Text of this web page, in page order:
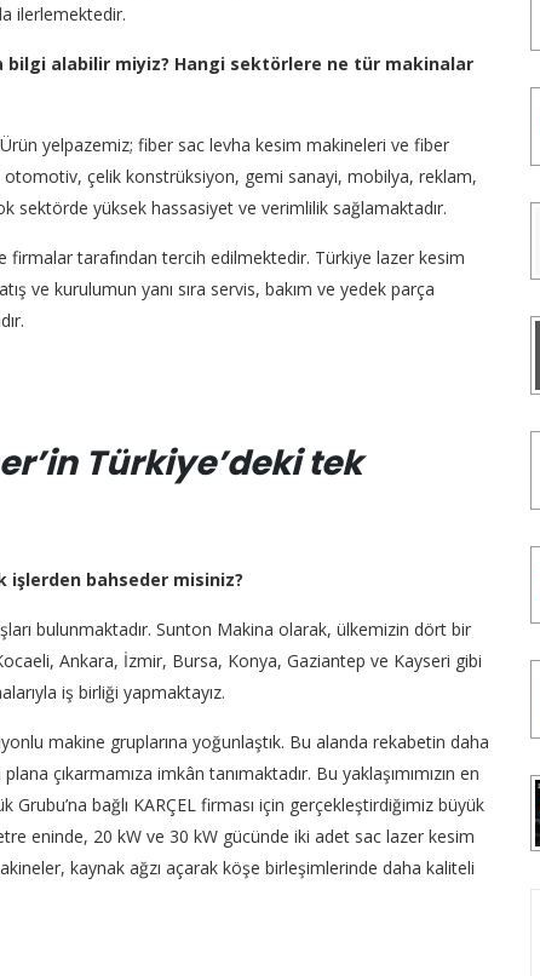
ilerlemektedir.
bilgi alabilir miyiz? Hangi sektörlere ne tür makinalar
yelpazemiz; fiber sac levha kesim makineleri ve fiber
çelik konstrüksiyon, gemi sanayi, mobilya, reklam,
sektörde yüksek hassasiyet ve verimlilik sağlamaktadır.
tarafından tercih edilmektedir. Türkiye lazer kesim
ve kurulumun yanı sıra servis, bakım ve yedek parça
Türkiye’deki tek
işlerden bahseder misiniz?
bulunmaktadır. Sunton Makina olarak, ülkemizin dört bir
Ankara, İzmir, Bursa, Konya, Gaziantep ve Kayseri gibi
iş birliği yapmaktayız.
makine gruplarına yoğunlaştık. Bu alanda rekabetin daha
çıkarmamıza imkân tanımaktadır. Bu yaklaşımımızın en
bağlı KARÇEL firması için gerçekleştirdiğimiz büyük
eninde, 20 kW ve 30 kW gücünde iki adet sac lazer kesim
kaynak ağzı açarak köşe birleşimlerinde daha kaliteli